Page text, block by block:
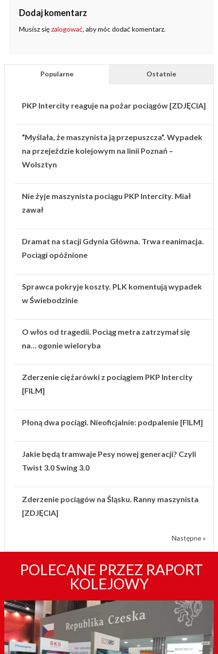
Dodaj komentarz
Musisz sięzalogować, aby móc dodać komentarz.
Popularne Ostatnie
PKP Intercity reaguje na pożar pociągów [ZDJĘCIA]
“Myślała, że maszynista ją przepuszcza”. Wypadek
na przejeździe kolejowym na linii Poznań –
Wolsztyn
Nie żyje maszynista pociągu PKP Intercity. Miał
zawał
Dramat na stacji Gdynia Główna. Trwa reanimacja.
Pociągi opóźnione
Sprawca pokryje koszty. PLK komentują wypadek
w Świebodzinie
O włos od tragedii. Pociąg metra zatrzymał się
na… ogonie wieloryba
Zderzenie ciężarówki z pociągiem PKP Intercity
[FILM]
Płoną dwa pociągi. Nieoficjalnie: podpalenie [FILM]
Jakie będą tramwaje Pesy nowej generacji? Czyli
Twist 3.0 Swing 3.0
Zderzenie pociągów na Śląsku. Ranny maszynista
[ZDJĘCIA]
Następne »
POLECANE PRZEZ RAPORT
KOLEJOWY